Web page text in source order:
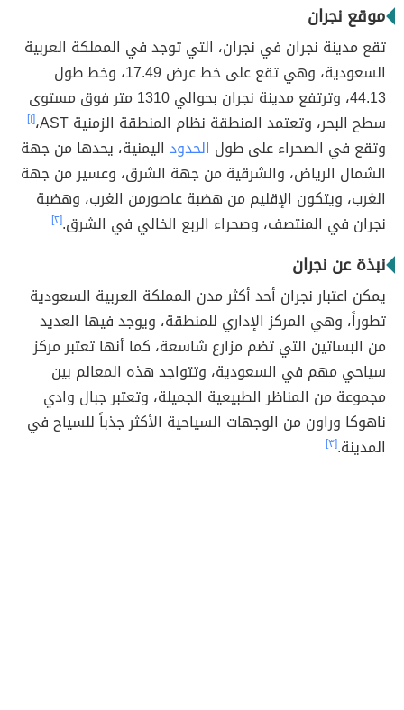
موقع نجران
تقع مدينة نجران في نجران، التي توجد في المملكة العربية
السعودية، وهي تقع على خط عرض 17.49، وخط طول
44.13، وترتفع مدينة نجران بحوالي 1310 متر فوق مستوى
سطح البحر، وتعتمد المنطقة نظام المنطقة الزمنية AST،
[١]
وتقع في الصحراء على طول الحدود اليمنية، يحدها من جهة
الشمال الرياض، والشرقية من جهة الشرق، وعسير من جهة
الغرب، ويتكون الإقليم من هضبة عاصورمن الغرب، وهضبة
نجران في المنتصف، وصحراء الربع الخالي في الشرق.[٢]
نبذة عن نجران
يمكن اعتبار نجران أحد أكثر مدن المملكة العربية السعودية
تطوراً، وهي المركز الإداري للمنطقة، ويوجد فيها العديد
من البساتين التي تضم مزارع شاسعة، كما أنها تعتبر مركز
سياحي مهم في السعودية، وتتواجد هذه المعالم بين
مجموعة من المناظر الطبيعية الجميلة، وتعتبر جبال وادي
ناهوكا وراون من الوجهات السياحية الأكثر جذباً للسياح في
المدينة.[٣]